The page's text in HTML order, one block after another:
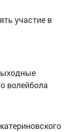
участие в
волейбола